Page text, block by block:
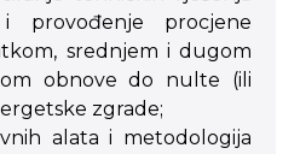
provođenje procjene
srednjem i dugom
obnove do nulte (ili
zgrade;
alata i metodologija